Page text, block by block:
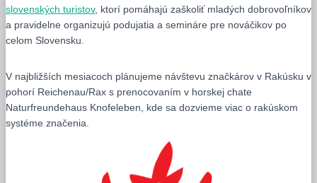
slovenských turistov, ktorí pomáhajú zaškoliť mladých dobrovoľníkov
a pravidelne organizujú podujatia a semináre pre nováčikov po
celom Slovensku.
V najbližších mesiacoch plánujeme návštevu značkárov v Rakúsku v
pohorí Reichenau/Rax s prenocovaním v horskej chate
Naturfreundehaus Knofeleben, kde sa dozvieme viac o rakúskom
systéme značenia.